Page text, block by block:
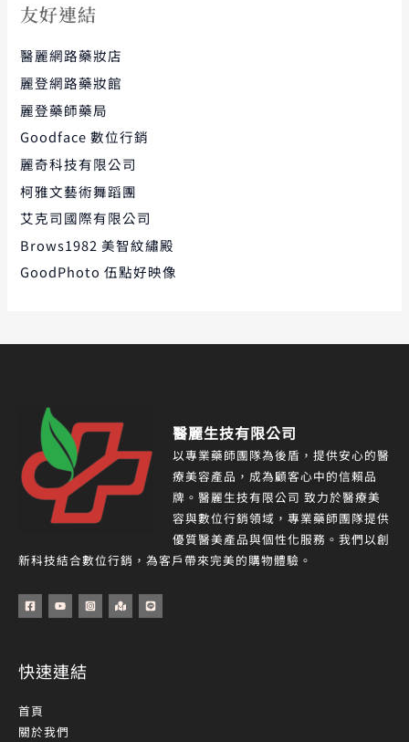
友好連結
醫麗網路藥妝店
麗登網路藥妝館
麗登藥師藥局
Goodface 數位行銷
麗奇科技有限公司
柯雅文藝術舞蹈團
艾克司國際有限公司
Brows1982 美智紋繡殿
GoodPhoto 伍點好映像
醫麗生技有限公司
以專業藥師團隊為後盾，提供安心的醫
療美容產品，成為顧客心中的信賴品
牌。醫麗生技有限公司 致力於醫療美
容與數位行銷領域，專業藥師團隊提供
優質醫美產品與個性化服務。我們以創
新科技結合數位行銷，為客戶帶來完美的購物體驗。
快速連結
首頁
關於我們